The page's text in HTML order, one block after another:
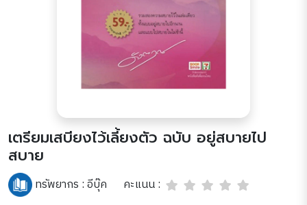
เตรียมเสบียงไว้เลี้ยงตัว ฉบับ อยู่สบายไป
สบาย
ทรัพยากร :อีบุ๊ค
คะแนน :